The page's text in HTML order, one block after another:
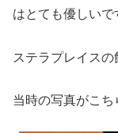
はとても優しいで
ステラプレイスの
当時の写真がこち